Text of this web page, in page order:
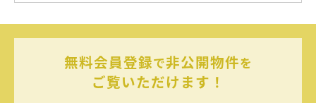
無料会員登録で非公開物件を
ご覧いただけます！